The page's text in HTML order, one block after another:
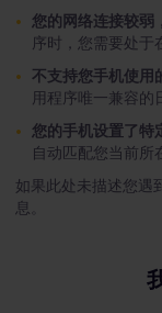
您的网络连接较弱
序时，您需要处于
不支持您手机使用
用程序唯一兼容的
您的手机设置了特
自动匹配您当前所
如果此处未描述您遇
息。